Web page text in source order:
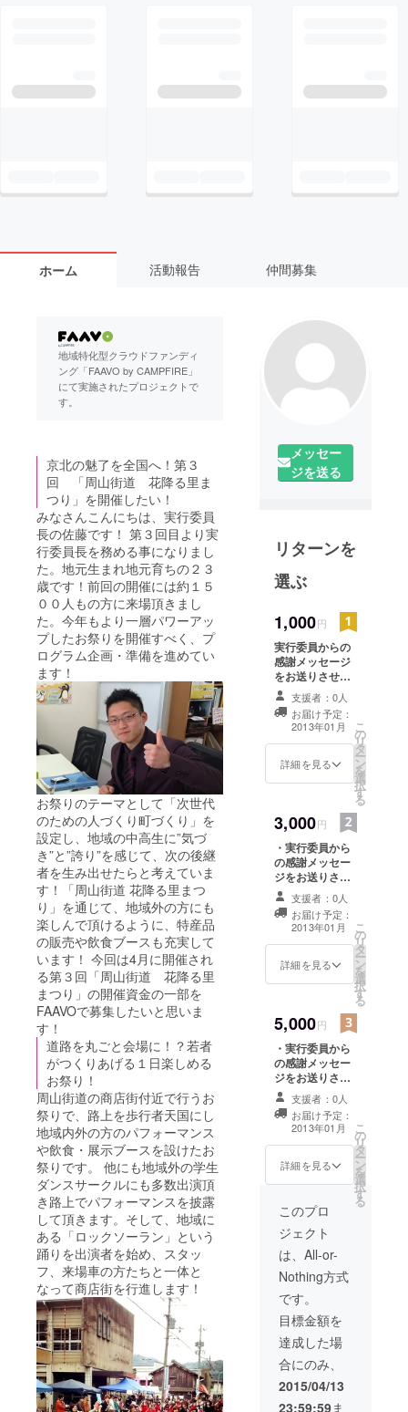
ホーム 活動報告 仲間募集
地域特化型クラウドファンディ
ング「FAAVO by CAMPFIRE」
にて実施されたプロジェクトで
す。
京北の魅了を全国へ！第３
回 「周山街道 花降る里ま
つり」を開催したい！
みなさんこんにちは、実行委員
長の佐藤です！ 第３回目より実
行委員長を務める事になりまし
た。地元生まれ地元育ちの２３
歳です！前回の開催には約１５
００人もの方に来場頂きまし
た。今年もより一層パワーアッ
プしたお祭りを開催すべく、プ
ログラム企画・準備を進めてい
ます！
お祭りのテーマとして「次世代
のための人づくり町づくり」を
設定し、地域の中高生に”気づ
き”と”誇り”を感じて、次の後継
者を生み出せたらと考えていま
す！「周山街道 花降る里まつ
り」を通じて、地域外の方にも
楽しんで頂けるように、特産品
の販売や飲食ブースも充実して
います！ 今回は4月に開催され
る第３回「周山街道 花降る里
まつり」の開催資金の一部を
FAAVOで募集したいと思いま
す！
道路を丸ごと会場に！？若者
がつくりあげる１日楽しめる
お祭り！
周山街道の商店街付近で行うお
祭りで、路上を歩行者天国にし
地域内外の方のパフォーマンス
や飲食・展示ブースを設けたお
祭りです。 他にも地域外の学生
ダンスサークルにも多数出演頂
き路上でパフォーマンスを披露
して頂きます。そして、地域に
ある「ロックソーラン」という
踊りを出演者を始め、スタッ
フ、来場車の方たちと一体と
なって商店街を行進します！
メッセー
ジを送る
リターンを
選ぶ
1,000円
実行委員からの
感謝メッセージ
をお送りさせて
いただきます。
支援者：0人
お届け予定：
2013年01月
詳細を見る
こ
の
リ
タ
ー
ン
を
選
択
す
る
3,000円
・実行委員から
の感謝メッセー
ジをお送りさせ
ていただきます
・花降る里まつ
りにちなんだ花
の種をお送りさ
せていただきま
す
支援者：0人
お届け予定：
2013年01月
詳細を見る
こ
の
リ
タ
ー
ン
を
選
択
す
る
5,000円
・実行委員から
の感謝メッセー
ジをお送りさせ
ていただきます
・花降る里まつ
りにちなんだ花
の種をお送りさ
せていただきま
す ・地元高校生
ダーをお送りさ
す
支援者：0人
お届け予定：
2013年01月
詳細を見る
こ
の
リ
タ
ー
ン
を
選
択
す
る
このプロ
ジェクト
は、All-or-
Nothing方式
です。
目標金額を
達成した場
合にのみ、
2015/04/13
23:59:59ま